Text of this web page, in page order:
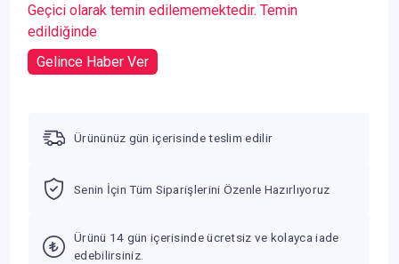
Geçici olarak temin edilememektedir. Temin
edildiğinde
Gelince Haber Ver
Ürününüz gün içerisinde teslim edilir
Senin İçin Tüm Siparişlerini Özenle Hazırlıyoruz
Ürünü 14 gün içerisinde ücretsiz ve kolayca iade
edebilirsiniz.